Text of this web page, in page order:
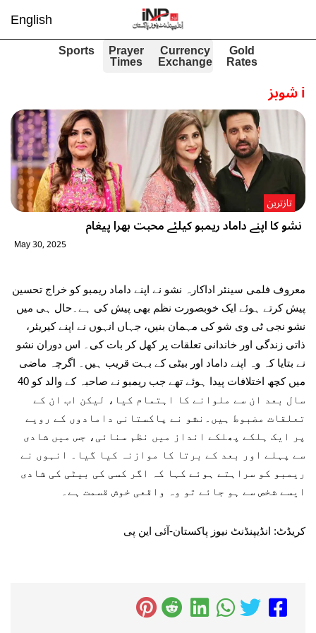
English
Gold
Rates
Currency
Exchange
Prayer
Times
Sports
iشوبز
نشو کا اپنے داماد ریمبو کیلئے محبت بھرا پیغام
تازترین
May 30, 2025
معروف فلمی سینئر اداکارہ نشو نے اپنے داماد ریمبو کو خراج تحسین
پیش کرتے ہوئے ایک خوبصورت نظم بھی پیش کی ہے۔حال ہی میں
نشو نجی ٹی وی شو کی مہمان بنیں، جہاں انہوں نے اپنے کیریئر،
ذاتی زندگی اور خاندانی تعلقات پر کھل کر بات کی۔ اس دوران نشو
نے بتایا کہ وہ اپنے داماد اور بیٹی کے بہت قریب ہیں۔ اگرچہ ماضی
میں کچھ اختلافات پیدا ہوئے تھے جب ریمبو نے صاحبہ کے والد کو 40
سال بعد ان سے ملوانے کا اہتمام کیا، لیکن اب ان کے
تعلقات مضبوط ہیں۔نشو نے پاکستانی دامادوں کے رویے
پر ایک ہلکے پھلکے انداز میں نظم سنائی، جس میں شادی
سے پہلے اور بعد کے برتا کا موازنہ کیا گیا۔ انہوں نے
ریمبو کو سراہتے ہوئے کہا کہ اگر کسی کی بیٹی کی شادی
ایسے شخص سے ہو جائے تو وہ واقعی خوش قسمت ہے۔
کریڈٹ: انڈیپنڈنٹ نیوز پاکستان-آئی این پی